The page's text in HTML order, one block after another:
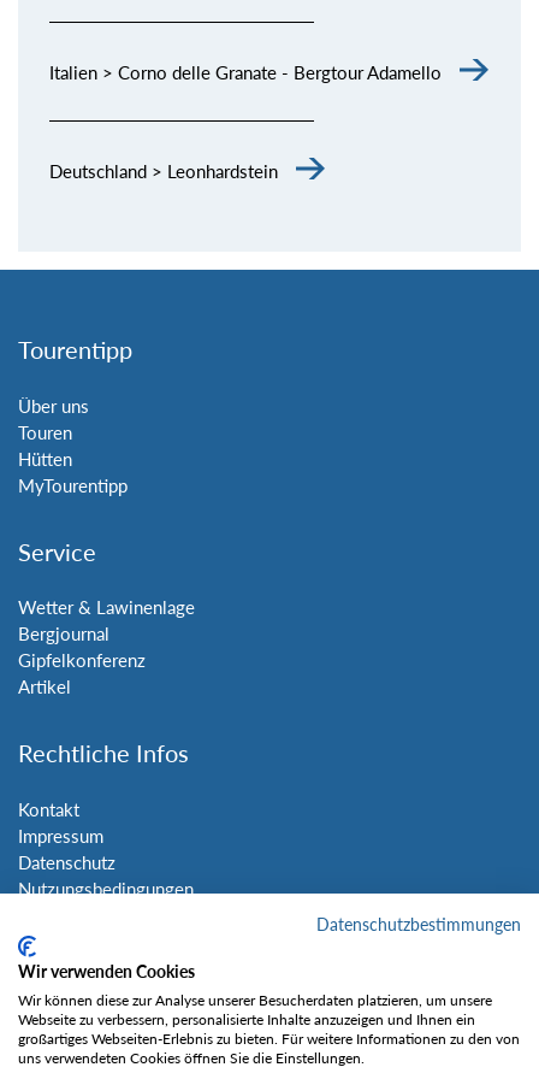
Italien > Corno delle Granate - Bergtour Adamello
Deutschland > Leonhardstein
Tourentipp
Über uns
Touren
Hütten
MyTourentipp
Service
Wetter & Lawinenlage
Bergjournal
Gipfelkonferenz
Artikel
Rechtliche Infos
Kontakt
Impressum
Datenschutz
Nutzungsbedingungen
Social Media
Datenschutzbestimmungen
Wir verwenden Cookies
Wir können diese zur Analyse unserer Besucherdaten platzieren, um unsere
Webseite zu verbessern, personalisierte Inhalte anzuzeigen und Ihnen ein
großartiges Webseiten-Erlebnis zu bieten. Für weitere Informationen zu den von
uns verwendeten Cookies öffnen Sie die Einstellungen.